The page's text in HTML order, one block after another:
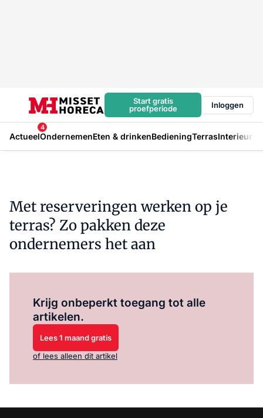
Start gratis
proefperiode
Inloggen
Actueel
4
OndernemenEten & drinkenBedieningTerrasInterieur
Met reserveringen werken op je
terras? Zo pakken deze
ondernemers het aan
Krijg onbeperkt toegang tot alle
artikelen.
Lees 1 maand gratis
of lees alleen dit artikel